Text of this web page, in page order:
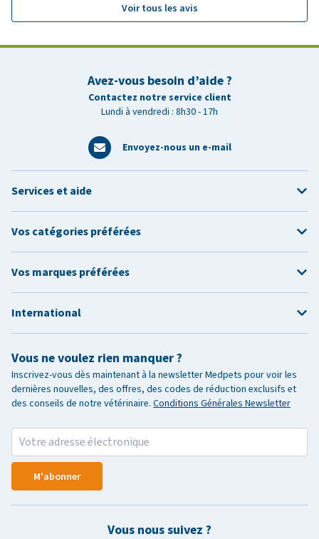
Voir tous les avis
Avez-vous besoin d’aide ?
Contactez notre service client
Lundi à vendredi : 8h30 - 17h
Envoyez-nous un e-mail
Vous ne voulez rien manquer ?
Inscrivez-vous dès maintenant à la newsletter Medpets pour voir les
dernières nouvelles, des offres, des codes de réduction exclusifs et
des conseils de notre vétérinaire. Conditions Générales Newsletter
M'abonner
Vous nous suivez ?
Services et aide
Vos catégories préférées
Vos marques préférées
International